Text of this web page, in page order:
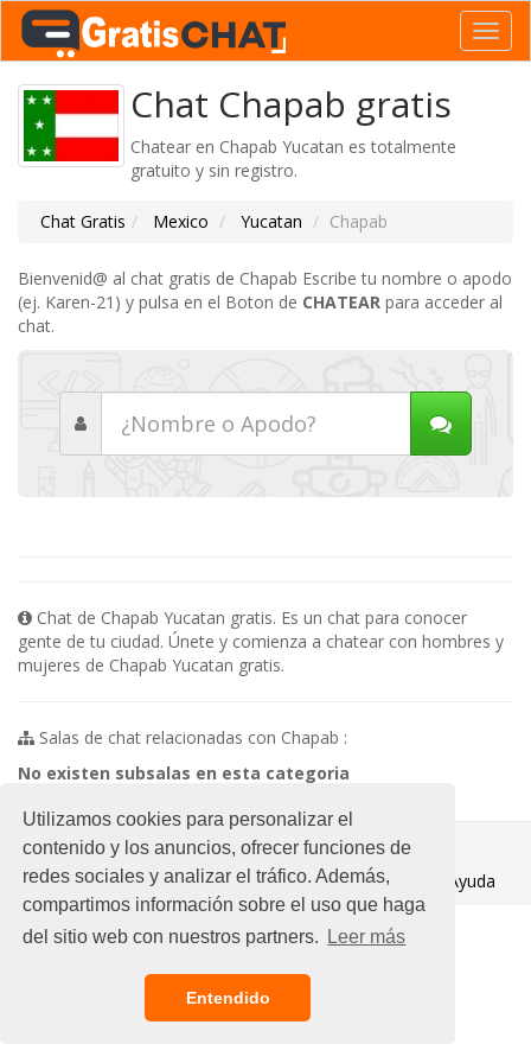
Utilizamos cookies para personalizar el
contenido y los anuncios, ofrecer funciones de
redes sociales y analizar el tráfico. Además,
compartimos información sobre el uso que haga
del sitio web con nuestros partners.
Leer más
Entendido
Chat Chapab gratis
Chatear en Chapab Yucatan es totalmente
gratuito y sin registro.
Chat Gratis Mexico Yucatan Chapab
Bienvenid@ al chat gratis de Chapab Escribe tu nombre o apodo
(ej. Karen-21) y pulsa en el Boton de CHATEAR para acceder al
chat.
Chat de Chapab Yucatan gratis. Es un chat para conocer
gente de tu ciudad. Únete y comienza a chatear con hombres y
mujeres de Chapab Yucatan gratis.
Salas de chat relacionadas con Chapab :
No existen subsalas en esta categoria
© 2021 Chat Gratis
Aviso legal
Ayuda